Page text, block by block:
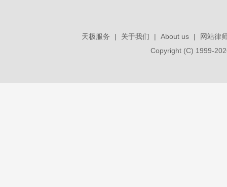
天极服务 | 关于我们 | About us |
网站律
Copyright (C) 1999-